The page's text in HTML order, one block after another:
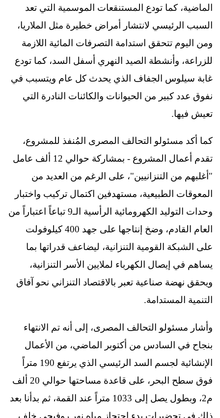
الماضية، كما تودع المستنقعات الموسمية التي تعد
السبب الرئيسي لانتشار أمراض خطيرة مثل الملاريا،
ومن اليوم تتحقق استدامة التصرفات المائية اللازمة
للزراعة، وأنشطة الصيد النهري أسفل السد، كما تودع
غابة سيلوس الجفاف الذي يحدث كل عام ويتسبب في
نفوق عدد كبير من الحيوانات والكائنات النادرة التي
تعيش فيها.
كما أكد مسئولو التحالف المصرى المُنفذ للمشروع،
تقدم أعمال المشروع - بمشاركة حوالي 12 ألف عامل
"أغلبهم من التنزانيين"، على الرغم من العديد من
المعوقات الطبيعية، مستهدفين اكتمال تركيب واختبار
وحدات التوليد الكهرومائية الرأسية الـ9 تباعاً اعتباراً من
العام القادم، وضخ إنتاجها على جهد 400 كيلوفولت
على الشبكة القومية التنزانية، ليضاعف قدراتها بما
يساهم في إيصال الكهرباء لملايين الأسر التنزانية،
ويحقق نهضة صناعية تعبر بالاقتصاد التنزاني نحو آفاق
التنمية المستدامة.
وأشار مسئولو التحالف المصرى، إلى أنه تم الانتهاء
بنجاح في السادس من أكتوبر الماضي، من الأعمال
الإنشائية لجسم السد الرئيسي الذي يرتفع 190 متراً
فوق سطح البحر، على قاعدة مساحتها حوالي 20 ألف
م2، وبطول يصل إلى 1033 متراً عند القمة، ثم بدأنا بعد
ذلك في تحضيرات بدء احتجاز مياه نهر روفيچي خلف